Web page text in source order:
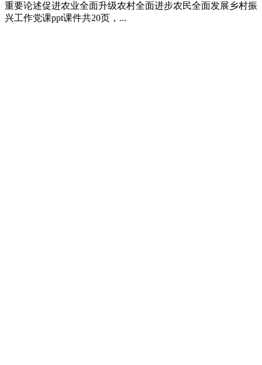
重要论述促进农业全面升级农村全面进步农民全面发展乡村振
兴工作党课ppt课件共20页，...